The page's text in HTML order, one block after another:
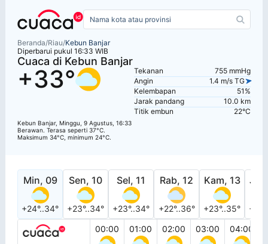
Beranda/Riau/Kebun Banjar
Diperbarui pukul 16:33 WIB
Cuaca di Kebun Banjar
+33°
Kebun Banjar, Minggu, 9 Agustus, 16:33
Berawan. Terasa seperti 37°C.
Maksimum 34°C, minimum 24°C.
Tekanan
755 mmHg
Angin
1.4 m/s TG
Kelembapan
51%
Jarak pandang
10.0 km
Titik embun
22°C
Min, 09
+24°..34°
Sen, 10
+23°..34°
Sel, 11
+23°..34°
Rab, 12
+22°..36°
Kam, 13
+23°..35°
00:00
01:00 02:00 03:00 04:00